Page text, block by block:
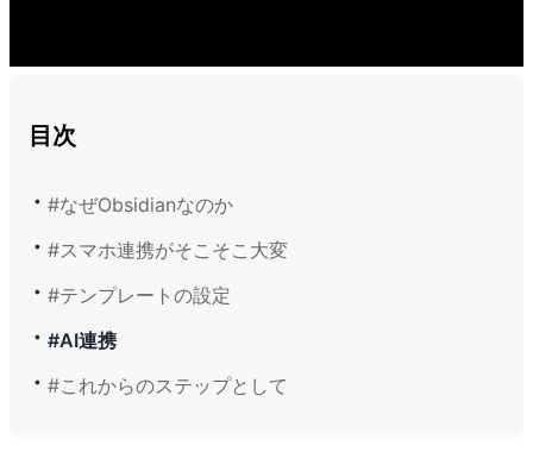
目次
#なぜObsidianなのか
#スマホ連携がそこそこ大変
#テンプレートの設定
#AI連携
#これからのステップとして